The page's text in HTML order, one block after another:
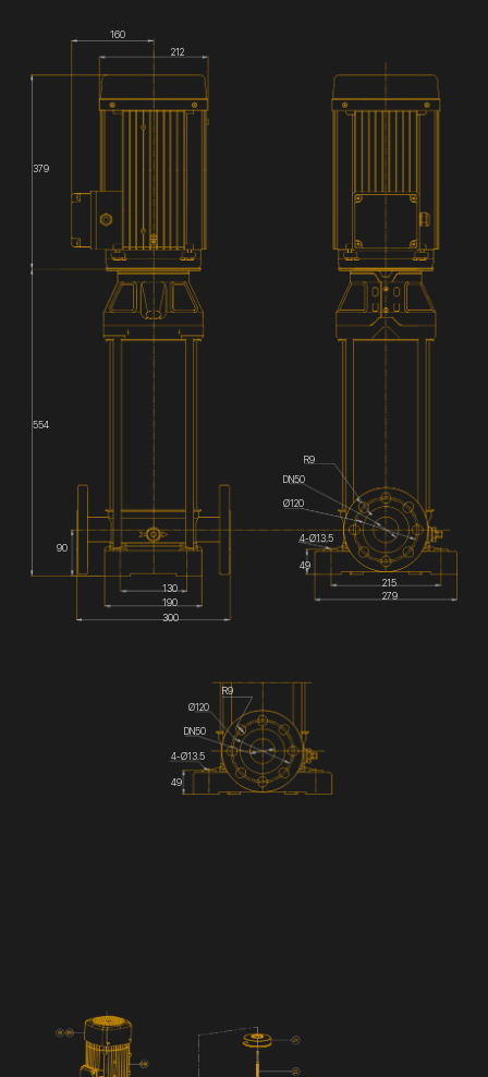
DN50
160
212
379
554
90
130
190
300
215
279
49
4-Ø13.5
Ø120
R9
DN50
R9
Ø120
4-Ø13.5
49